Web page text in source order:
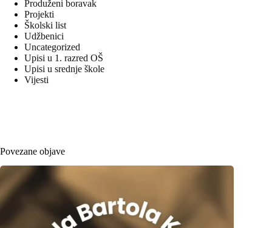
Produženi boravak
Projekti
Školski list
Udžbenici
Uncategorized
Upisi u 1. razred OŠ
Upisi u srednje škole
Vijesti
Povezane objave